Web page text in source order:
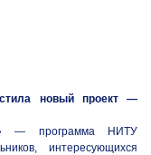
новый проект —
— программа НИТУ
интересующихся